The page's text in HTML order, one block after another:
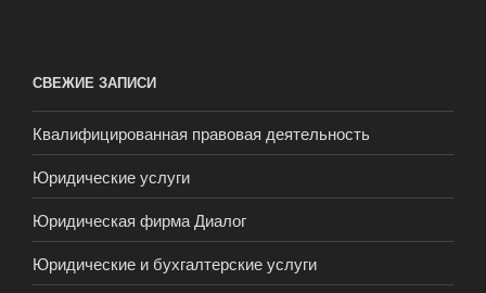
СВЕЖИЕ ЗАПИСИ
Квалифицированная правовая деятельность
Юридические услуги
Юридическая фирма Диалог
Юридические и бухгалтерские услуги